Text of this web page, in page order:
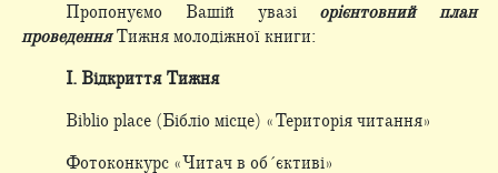
Пропонуємо Вашій увазі орієнтовний план
проведенняТижня молодіжної книги:
І. Відкриття Тижня
Biblio place (Бібліо місце) «Територія читання»
Фотоконкурс «Читач в об´єктиві»